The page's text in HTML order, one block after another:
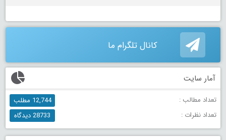
کانال تلگرام ما
آمار سایت
تعداد مطالب :
12,744 مطلب
تعداد نظرات :
28733 دیدگاه